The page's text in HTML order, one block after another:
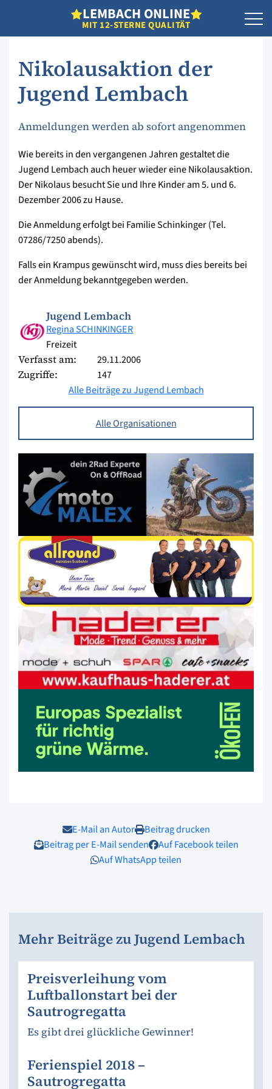
LEMBACH ONLINE
MIT 12-STERNE QUALITÄT
Nikolausaktion der
Jugend Lembach
Anmeldungen werden ab sofort angenommen
Wie bereits in den vergangenen Jahren gestaltet die
Jugend Lembach auch heuer wieder eine Nikolausaktion.
Der Nikolaus besucht Sie und Ihre Kinder am 5. und 6.
Dezember 2006 zu Hause.
Die Anmeldung erfolgt bei Familie Schinkinger (Tel.
07286/7250 abends).
Falls ein Krampus gewünscht wird, muss dies bereits bei
der Anmeldung bekanntgegeben werden.
Jugend Lembach
Regina SCHINKINGER
Freizeit
Verfasst am: 29.11.2006
Zugriffe:
147
Alle Beiträge zu Jugend Lembach
Alle Organisationen
E-Mail an Autor
Beitrag drucken
Beitrag per E-Mail senden
Auf Facebook teilen
Auf WhatsApp teilen
Mehr Beiträge zu Jugend Lembach
Preisverleihung vom
Luftballonstart bei der
Sautrogregatta
Es gibt drei glückliche Gewinner!
Ferienspiel 2018 –
Sautrogregatta